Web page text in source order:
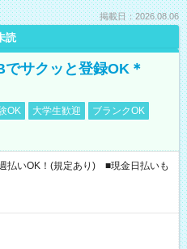
掲載日：2026.08.06
読
サクッと登録OK＊
OK 大学生歓迎
ブランクOK
払いOK！(規定あり) ■現金日払いも